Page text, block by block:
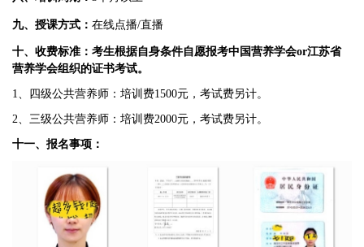
九、授课方式： 在线点播/直播
十、收费标准：考生根据自身条件自愿报考中国营养学会or江苏省
营养学会组织的证书考试。
1、四级公共营养师：培训费1500元，考试费另计。
2、三级公共营养师：培训费2000元 ， 考试费另计。
十一、报名事项：